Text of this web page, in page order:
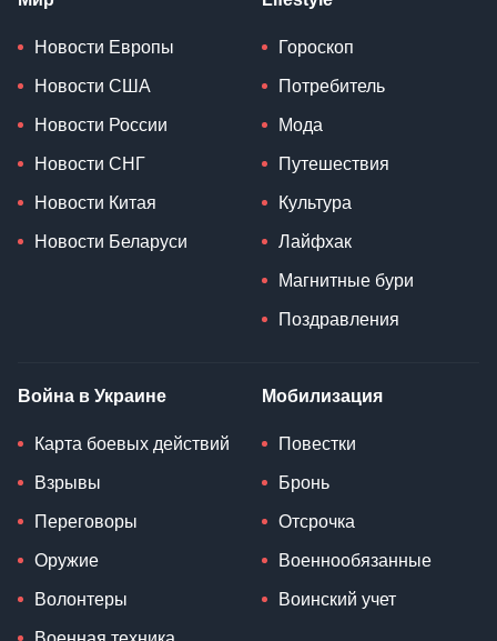
Новости Европы
Новости США
Новости России
Новости СНГ
Новости Китая
Новости Беларуси
Гороскоп
Потребитель
Мода
Путешествия
Культура
Лайфхак
Магнитные бури
Поздравления
Война в Украине
Карта боевых действий
Взрывы
Переговоры
Оружие
Волонтеры
Мобилизация
Повестки
Бронь
Отсрочка
Военнообязанные
Воинский учет